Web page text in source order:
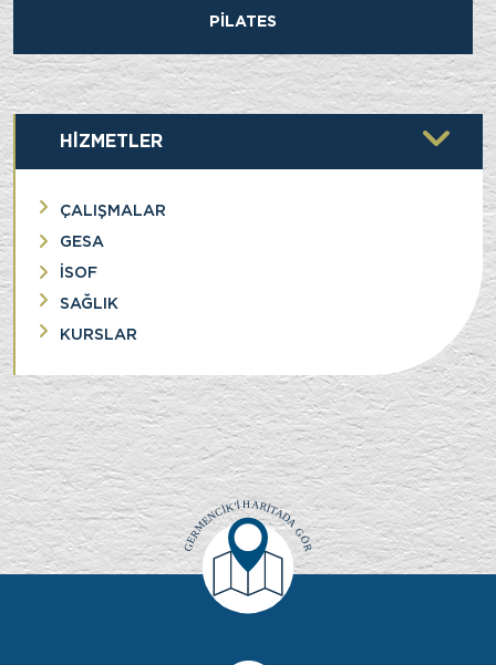
PİLATES
HİZMETLER
ÇALIŞMALAR
GESA
İSOF
SAĞLIK
KURSLAR